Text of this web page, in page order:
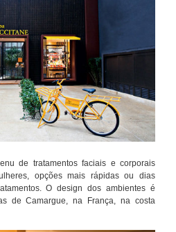
de tratamentos faciais e corporais
opções mais rápidas ou dias
O design dos ambientes é
de Camargue, na França, na costa